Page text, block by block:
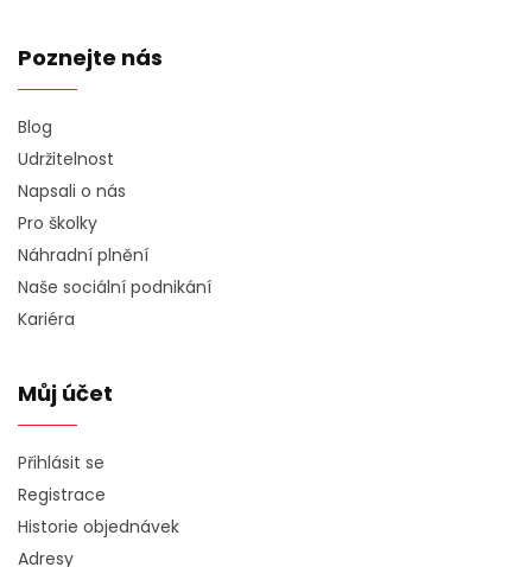
Poznejte nás
Blog
Udržitelnost
Napsali o nás
Pro školky
Náhradní plnění
Naše sociální podnikání
Kariéra
Můj účet
Přihlásit se
Registrace
Historie objednávek
Adresy